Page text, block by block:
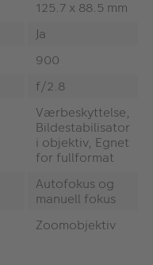
125.7 x 88.5 mm
Ja
900
f/2.8
Værbeskyttelse,
Bildestabilisator
i objektiv, Egnet
for fullformat
Autofokus og
manuell fokus
Zoomobjektiv